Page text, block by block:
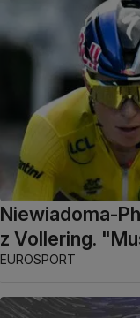
Niewiadoma-
z Vollering.
EUROSPORT